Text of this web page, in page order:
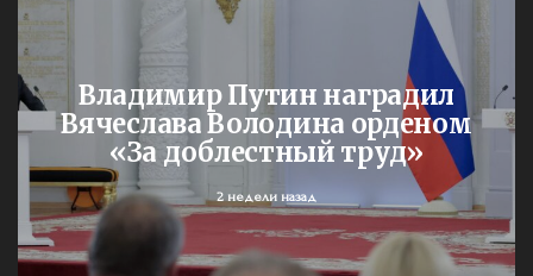
Владимир Путин наградил
Вячеслава Володина орденом
«За доблестный труд»
2 недели назад